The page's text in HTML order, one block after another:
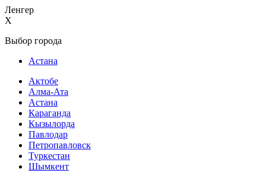
Ленгер
X
Выбор города
Астана
Актобе
Алма-Ата
Астана
Караганда
Кызылорда
Павлодар
Петропавловск
Туркестан
Шымкент